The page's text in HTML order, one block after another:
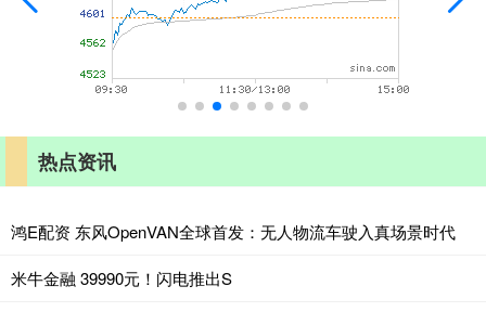
热点资讯
鸿E配资 东风OpenVAN全球首发：无人物流车驶入真场景时代
米牛金融 39990元！闪电推出S